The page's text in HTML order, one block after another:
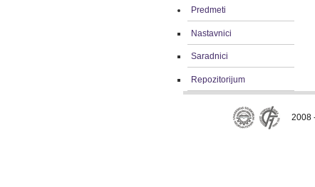
Predmeti
Nastavnici
Saradnici
Repozitorijum
2008